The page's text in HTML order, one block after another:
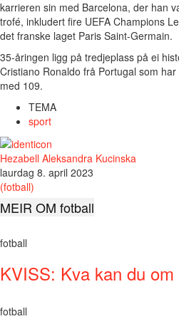
karrieren sin med Barcelona, ​​​​der han
trofé, inkludert fire UEFA Champions
det franske laget Paris Saint-Germain.
35-åringen ligg på tredjeplass på ei
Cristiano Ronaldo frå Portugal som
med 109.
TEMA
sport
Hezabell Aleksandra Kucinska
laurdag 8. april 2023
(fotball)
MEIR OM fotball
fotball
KVISS: Kva kan du
fotball